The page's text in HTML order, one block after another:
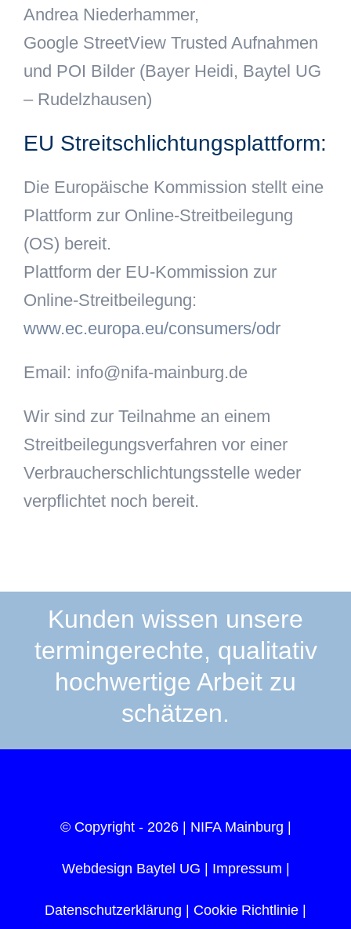
Andrea Niederhammer,
Google StreetView Trusted Aufnahmen
und POI Bilder (Bayer Heidi, Baytel UG
– Rudelzhausen)
EU Streitschlichtungsplattform:
Die Europäische Kommission stellt eine
Plattform zur Online-Streitbeilegung
(OS) bereit.
Plattform der EU-Kommission zur
Online-Streitbeilegung:
www.ec.europa.eu/consumers/odr
Email: info@nifa-mainburg.de
Wir sind zur Teilnahme an einem
Streitbeilegungsverfahren vor einer
Verbraucherschlichtungsstelle weder
verpflichtet noch bereit.
Kunden wissen unsere
termingerechte, qualitativ
hochwertige Arbeit zu
schätzen.
© Copyright - 2026 | NIFA Mainburg
Webdesign Baytel UG Impressum
Datenschutzerklärung Cookie Richtlinie |